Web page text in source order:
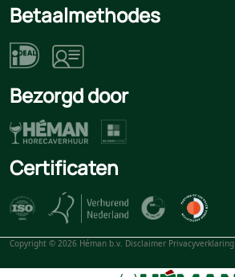
Betaalmethodes
Bezorgd door
Certificaten
Copyright © 2026 Héman b.v. Disclaimer Privacyverklaring